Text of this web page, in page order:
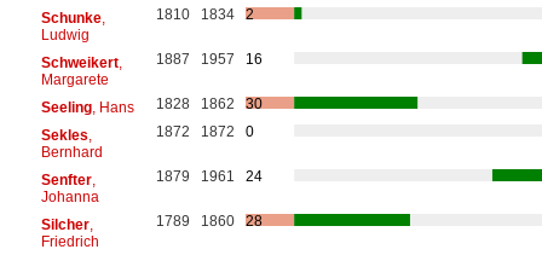
Schunke,
Ludwig
1810 1834 2
Schweikert,
Margarete
1887 1957 16
Seeling, Hans 1828 1862
30
Sekles
Bernhard
1872 1872 0
Senfter,
Johanna
1879 1961 24
Silcher,
Friedrich
1789 1860 28